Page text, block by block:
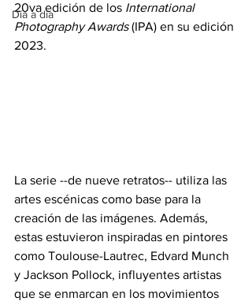
Día a día
20va edición de los International
Photography Awards (IPA) en su edición
2023.
La serie --de nueve retratos-- utiliza las
artes escénicas como base para la
creación de las imágenes. Además,
estas estuvieron inspiradas en pintores
como Toulouse-Lautrec, Edvard Munch
y Jackson Pollock, influyentes artistas
que se enmarcan en los movimientos